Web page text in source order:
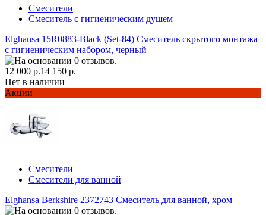
Смесители
Смеситель с гигиеническим душем
Elghansa 15R0883-Black (Set-84) Смеситель скрытого монтажа
с гигиеническим набором, черный
12 000 р.14 150 р.
Нет в наличии
Акции
Смесители
Смесители для ванной
Elghansa Berkshire 2372743 Смеситель для ванной, хром